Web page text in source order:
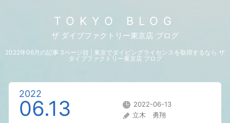
TOKYO BLOG
ザ ダイブファクトリー東京店 ブログ
2022年06月の記事 3ページ目 | 東京でダイビングライセンスを取得するなら ザ
ダイブファクトリー東京店 ブログ
2022
06.13
2022-06-13
立木 勇翔